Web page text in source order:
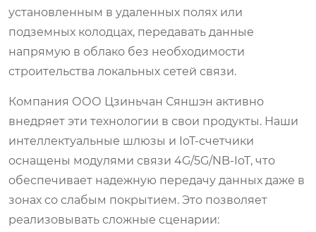
установленным в удаленных полях или
подземных колодцах, передавать данные
напрямую в облако без необходимости
строительства локальных сетей связи.
Компания ООО Цзиньчан Сяншэн активно
внедряет эти технологии в свои продукты. Наши
интеллектуальные шлюзы и IoT-счетчики
оснащены модулями связи 4G/5G/NB-IoT, что
обеспечивает надежную передачу данных даже в
зонах со слабым покрытием. Это позволяет
реализовывать сложные сценарии: